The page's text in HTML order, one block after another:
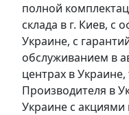
полной
склада в г. Киев, с
Украине, с
обслуживанием в
центрах в
Производителя в
Украине с